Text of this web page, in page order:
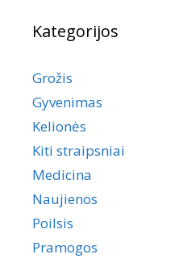
Kategorijos
Grožis
Gyvenimas
Kelionės
Kiti straipsniai
Medicina
Naujienos
Poilsis
Pramogos